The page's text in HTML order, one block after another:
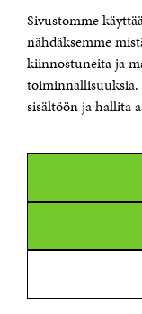
Sivustomme
nähdäksemme
kiinnostuneita ja
sisältöön ja hallita
Telephone +358
Telefax +358 9
Email
How to get to
Business ID
in
window
a
Instagram